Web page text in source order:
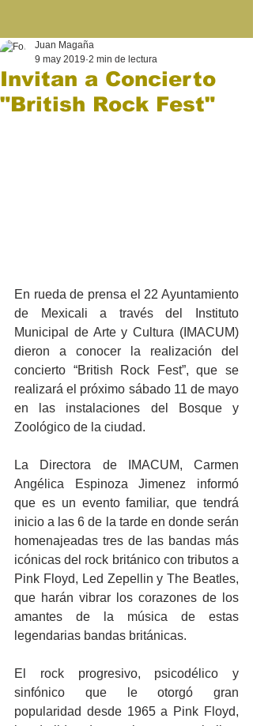
Invitan a Concierto
"British Rock Fest"
Juan Magaña
9 may 2019 2 min de lectura
En rueda de prensa el 22 Ayuntamiento
de Mexicali a través del Instituto
Municipal de Arte y Cultura (IMACUM)
dieron a conocer la realización del
concierto “British Rock Fest”, que se
realizará el próximo sábado 11 de mayo
en las instalaciones del Bosque y
Zoológico de la ciudad.
La Directora de IMACUM, Carmen
Angélica Espinoza Jimenez informó
que es un evento familiar, que tendrá
inicio a las 6 de la tarde en donde serán
homenajeadas tres de las bandas más
icónicas del rock británico con tributos a
Pink Floyd, Led Zepellin y The Beatles,
que harán vibrar los corazones de los
amantes de la música de estas
legendarias bandas británicas.
El rock progresivo, psicodélico y
sinfónico que le otorgó gran
popularidad desde 1965 a Pink Floyd,